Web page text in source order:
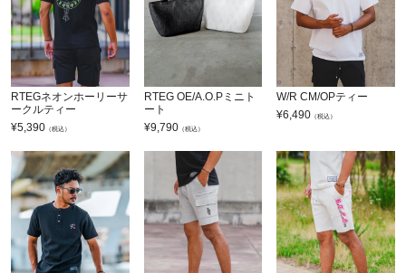
RTEGネオンホーリーサ
ークルティー
¥5,390 （税込）
RTEG OE/A.O.Pミニト
ート
¥9,790（税込）
W/R CM/OPティー
¥6,490 （税込）